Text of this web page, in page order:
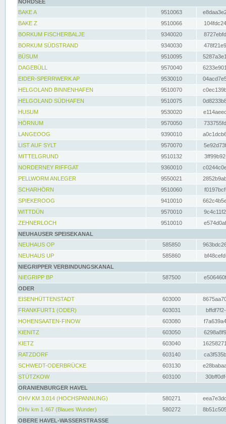
NORDSEE
BAKE A
9510063
BAKE Z
9510066
BORKUM FISCHERBALJE
9340020
BORKUM SÜDSTRAND
9340030
BÜSUM
9510095
DAGEBÜLL
9570040
EIDER-SPERRWERK AP
9530010
HELGOLAND BINNENHAFEN
9510070
HELGOLAND SÜDHAFEN
9510075
HUSUM
9530020
HÖRNUM
9570050
LANGEOOG
9390010
LIST AUF SYLT
9570070
MITTELGRUND
9510132
NORDERNEY RIFFGAT
9360010
PELLWORM ANLEGER
9550021
SCHARHÖRN
9510060
SPIEKEROOG
9410010
WITTDÜN
9570010
ZEHNERLOCH
9510010
NEUHAUSER SPEISEKANAL
NEUHAUS OP
585850
NEUHAUS UP
585860
NIEGRIPPER VERBINDUNGSKANAL
NIEGRIPP BP
587500
ODER
EISENHÜTTENSTADT
603000
FRANKFURT1 (ODER)
603031
HOHENSAATEN-FINOW
603080
KIENITZ
603050
KIETZ
603040
RATZDORF
603140
SCHWEDT-ODERBRÜCKE
603130
STÜTZKOW
603100
ORANIENBURGER HAVEL
OHV KM 3.014 (HOCHSPANNUNG)
580271
OHv km 1.467 (Blaues Wunder)
580272
OBERE HAVEL-WASSERSTRASSE